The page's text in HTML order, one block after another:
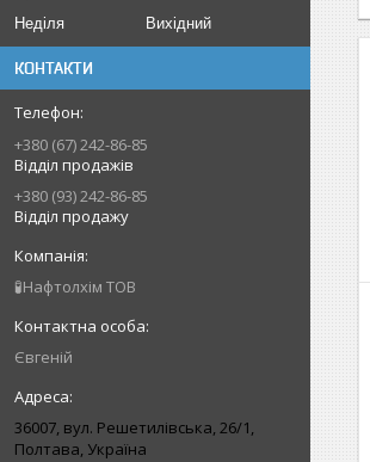
Неділя
Вихідний
КОНТАКТИ
+380 (67) 242-86-85
Відділ продажів
+380 (93) 242-86-85
Відділ продажу
🧪Нафтолхім ТОВ
Євгеній
36007, вул. Решетилівська, 26/1,
Полтава, Україна